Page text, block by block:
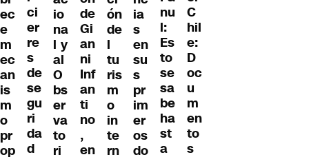
ec
e
m
ec
an
is
m
o
pr
op
ci
er
re
s
de
se
gu
ri
da
d
io
na
l y
al
O
bs
er
va
to
ri
de
Gi
an
ni
Inf
an
ti
no
,
en
ón
de
l
tu
ris
m
o
in
te
rn
ia
s
en
su
s
pr
im
er
os
do
nu
l:
Es
to
se
sa
be
ha
st
a
C
hil
e:
D
oc
u
m
en
to
s